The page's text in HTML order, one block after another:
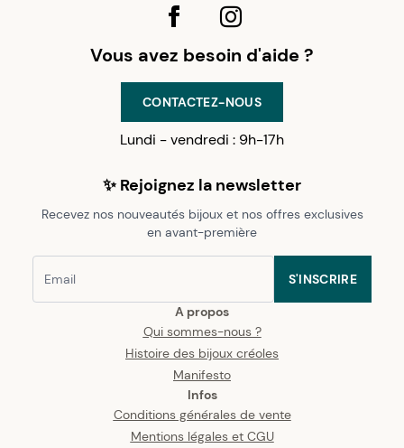
A propos
Qui sommes-nous ?
Histoire des bijoux créoles
Manifesto
Infos
Conditions générales de vente
Mentions légales et CGU
Vous avez besoin d'aide ?
CONTACTEZ-NOUS
Lundi - vendredi : 9h-17h
✨ Rejoignez la newsletter
Recevez nos nouveautés bijoux et nos offres exclusives
en avant-première
S'INSCRIRE